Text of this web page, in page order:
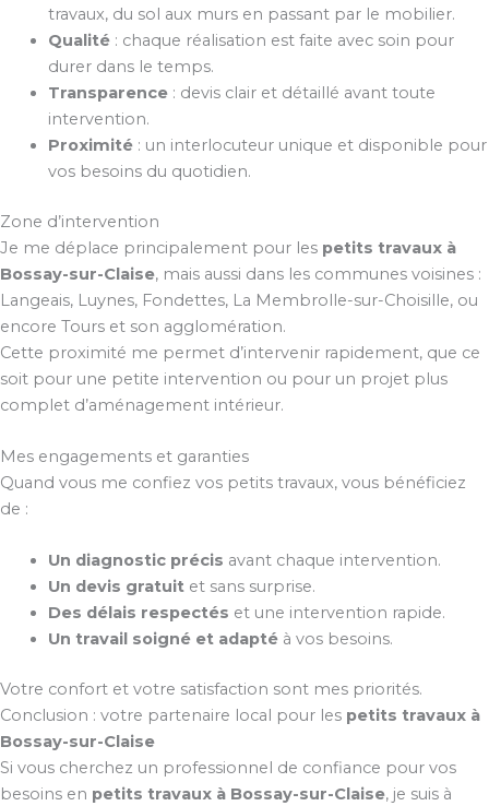
travaux, du sol aux murs en passant par le mobilier.
Qualité: chaque réalisation est faite avec soin pour
durer dans le temps.
Transparence: devis clair et détaillé avant toute
intervention.
Proximité: un interlocuteur unique et disponible pour
vos besoins du quotidien.
Zone d’intervention
Je me déplace principalement pour les petits travaux à
Bossay-sur-Claise, mais aussi dans les communes voisines :
Langeais, Luynes, Fondettes, La Membrolle-sur-Choisille, ou
encore Tours et son agglomération.
Cette proximité me permet d’intervenir rapidement, que ce
soit pour une petite intervention ou pour un projet plus
complet d’aménagement intérieur.
Mes engagements et garanties
Quand vous me confiez vos petits travaux, vous bénéficiez
de :
Un diagnostic précis avant chaque intervention.
Un devis gratuitet sans surprise.
Des délais respectés et une intervention rapide.
Un travail soigné et adaptéà vos besoins.
Votre confort et votre satisfaction sont mes priorités.
Conclusion : votre partenaire local pour les petits travaux à
Bossay-sur-Claise
Si vous cherchez un professionnel de confiance pour vos
besoins en petits travaux à Bossay-sur-Claise, je suis à